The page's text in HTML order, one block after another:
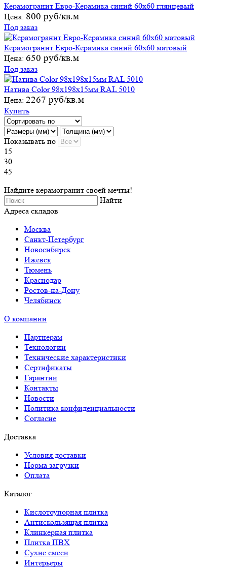
Керамогранит Евро-Керамика синий 60х60 глянцевый
Цена: 800 руб/кв.м
Под заказ
Керамогранит Евро-Керамика синий 60х60 матовый
Цена: 650 руб/кв.м
Под заказ
Натива Color 98х198х15мм RAL 5010
Цена: 2267 руб/кв.м
Купить
Показывать по
15
30
45
Найдите керамогранит своей мечты!
Найти
Адреса складов
Москва
Санкт-Петербург
Новосибирск
Ижевск
Тюмень
Краснодар
Ростов-на-Дону
Челябинск
О компании
Партнерам
Технологии
Технические характеристики
Сертификаты
Гарантии
Контакты
Новости
Политика конфиденциальности
Согласие
Доставка
Условия доставки
Норма загрузки
Оплата
Каталог
Кислотоупорная плитка
Антискользящая плитка
Клинкерная плитка
Плитка ПВХ
Сухие смеси
Интерьеры